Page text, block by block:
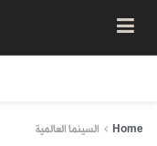
Home السينما العالمية